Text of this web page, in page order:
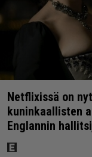
Netflixissä on
kuninkaallisten
Englannin